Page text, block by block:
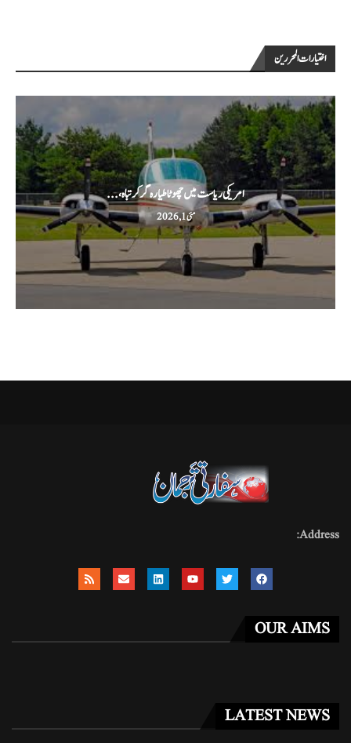
اختيارات المحررين
امریکی ریاست میں چھوٹا طیارہ گر کر تباہ،...
مئی 1, 2026
Address:
OUR AIMS
LATEST NEWS